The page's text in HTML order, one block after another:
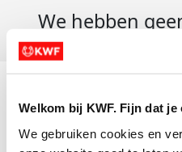
Welkom bij KWF. Fijn dat
We gebruiken cookies en
We hebben
Actiematerialen
Evenementen